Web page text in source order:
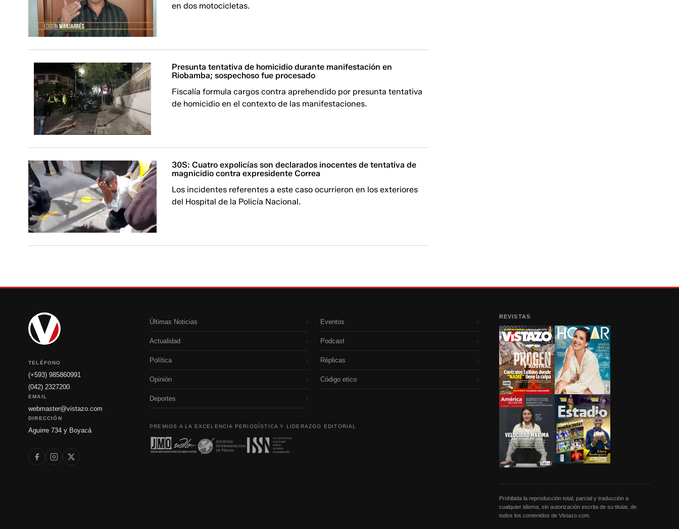
en dos motocicletas.
Presunta tentativa de homicidio durante manifestación en
Riobamba; sospechoso fue procesado
Fiscalía formula cargos contra aprehendido por presunta tentativa
de homicidio en el contexto de las manifestaciones.
30S: Cuatro expolicías son declarados inocentes de tentativa de
magnicidio contra expresidente Correa
Los incidentes referentes a este caso ocurrieron en los exteriores
del Hospital de la Policía Nacional.
TELÉFONO
(+593) 985860991
(042) 2327200
EMAIL
webmaster@vistazo.com
DIRECCIÓN
Aguirre 734 y Boyacá
Últimas Noticias ›
Actualidad ›
Política ›
Opinión ›
Deportes ›
Eventos ›
Podcast ›
Réplicas ›
Código etico ›
PREMIOS A LA EXCELENCIA PERIODÍSTICA Y LIDERAZGO EDITORIAL
REVISTAS
Prohibida la reproducción total, parcial y traducción a
cualquier idioma, sin autorización escrita de su titular, de
todos los contenidos de Vistazo.com.